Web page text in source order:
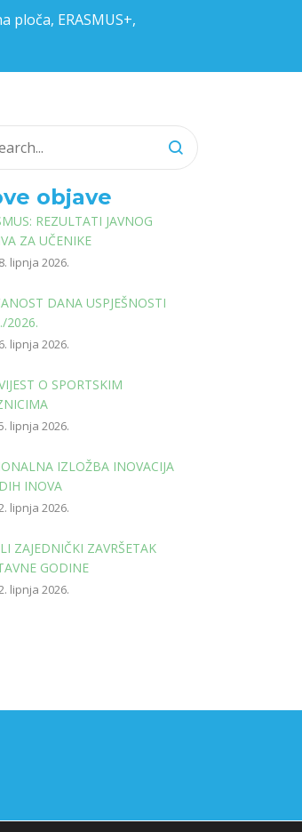
ploča, ERASMUS+,
objave
REZULTATI JAVNOG
ZA UČENIKE
lipnja 2026.
DANA USPJEŠNOSTI
2026.
lipnja 2026.
O SPORTSKIM
lipnja 2026.
IZLOŽBA INOVACIJA
INOVA
lipnja 2026.
ZAJEDNIČKI ZAVRŠETAK
GODINE
lipnja 2026.